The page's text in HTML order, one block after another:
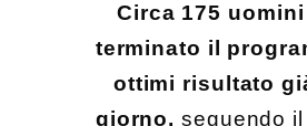
Circa 175
terminato il
ottimi risultato
giorno,seguendo